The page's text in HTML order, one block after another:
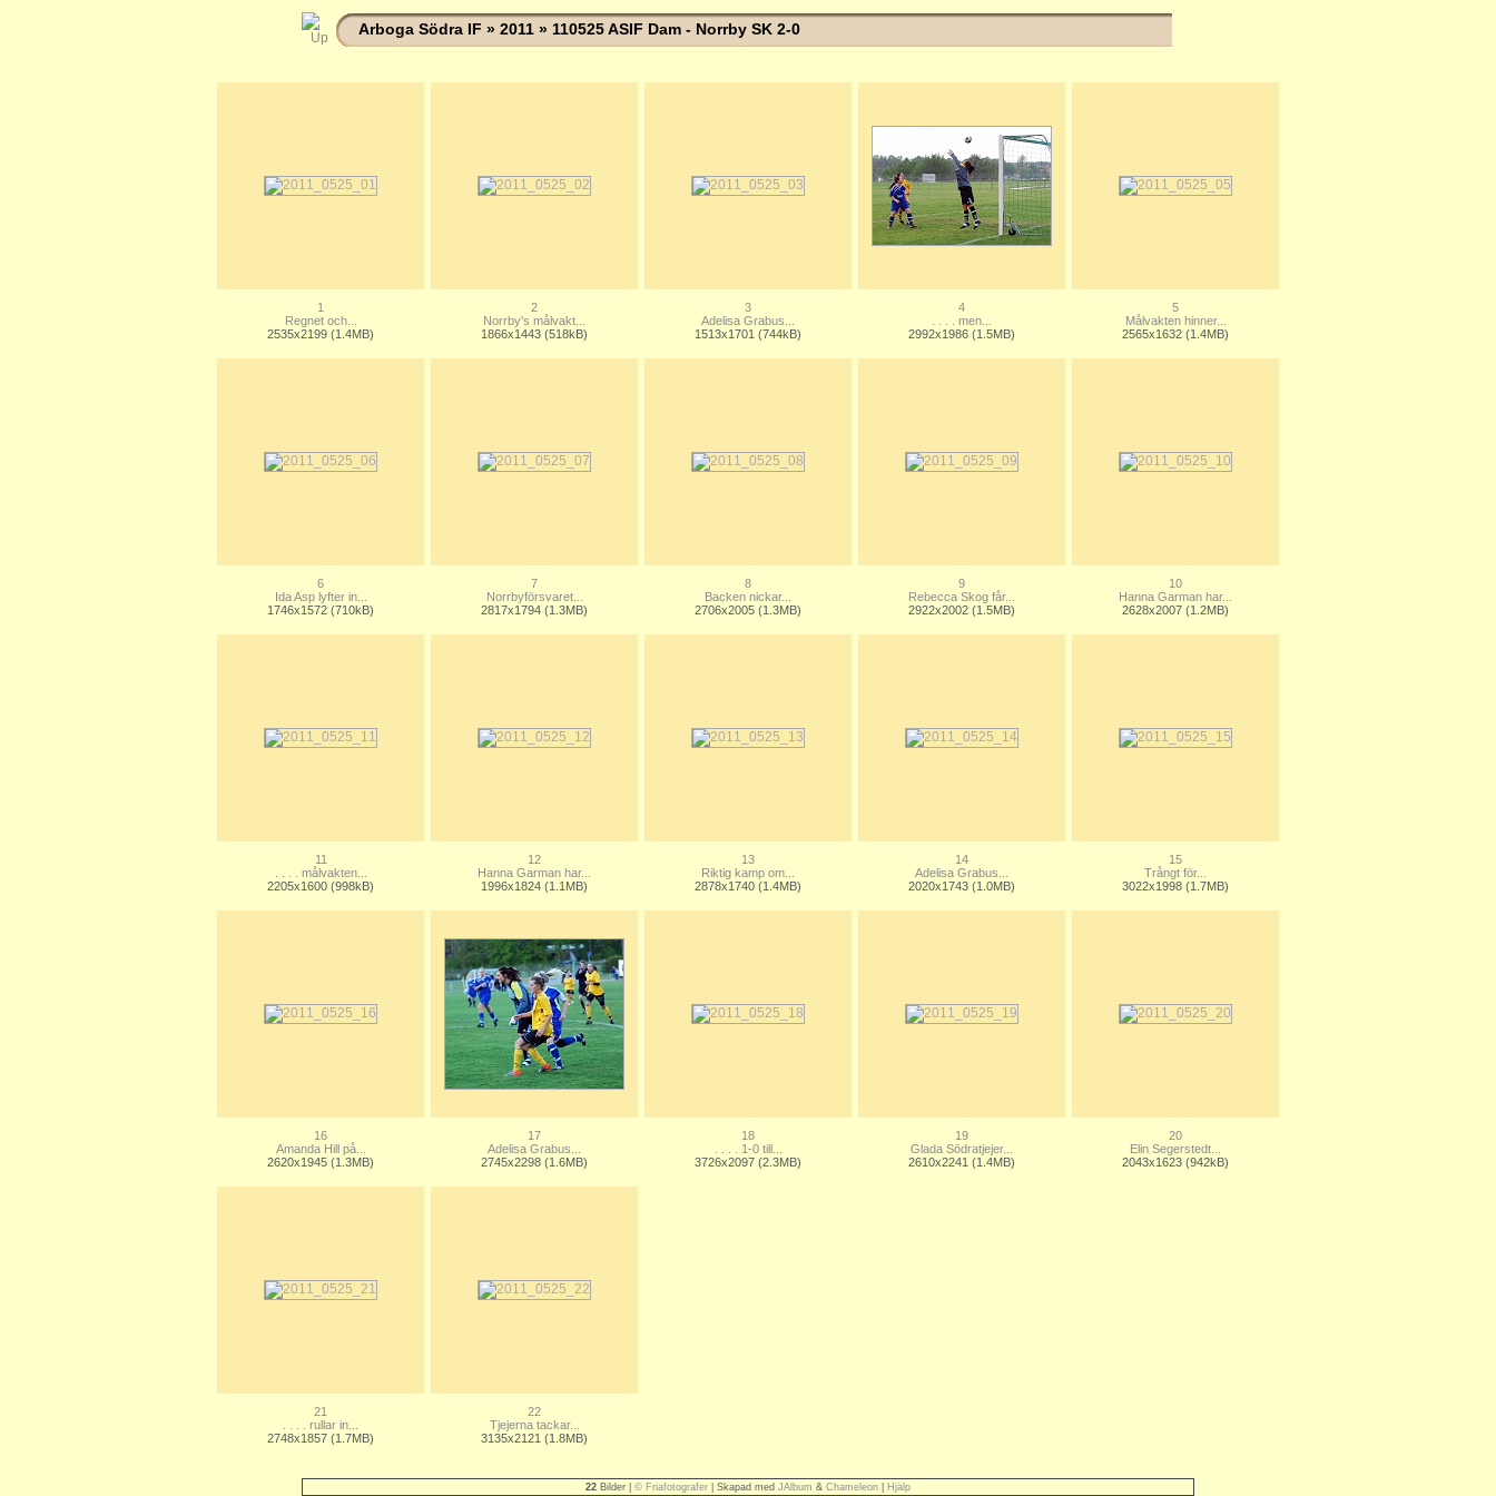
Arboga Södra IF » 2011 » 110525 ASIF Dam - Norrby SK 2-0
1
Regnet och...
2535x2199 (1.4MB)
2
Norrby's målvakt...
1866x1443 (518kB)
3
Adelisa Grabus...
1513x1701 (744kB)
4
. . . . men...
2992x1986 (1.5MB)
5
Målvakten hinner...
2565x1632 (1.4MB)
6
Ida Asp lyfter in...
1746x1572 (710kB)
7
Norrbyförsvaret...
2817x1794 (1.3MB)
8
Backen nickar...
2706x2005 (1.3MB)
9
Rebecca Skog får...
2922x2002 (1.5MB)
10
Hanna Garman har...
2628x2007 (1.2MB)
11
. . . . målvakten...
2205x1600 (998kB)
12
Hanna Garman har...
1996x1824 (1.1MB)
13
Riktig kamp om...
2878x1740 (1.4MB)
14
Adelisa Grabus...
2020x1743 (1.0MB)
15
Trångt för...
3022x1998 (1.7MB)
16
Amanda Hill på...
2620x1945 (1.3MB)
17
Adelisa Grabus...
2745x2298 (1.6MB)
18
. . . . 1-0 till...
3726x2097 (2.3MB)
19
Glada Södratjejer...
2610x2241 (1.4MB)
20
Elin Segerstedt...
2043x1623 (942kB)
21
. . . . rullar in...
2748x1857 (1.7MB)
22
Tjejerna tackar...
3135x2121 (1.8MB)
22 Bilder | © Friafotografer | Skapad med JAlbum & Chameleon Hjälp